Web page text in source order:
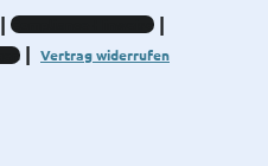
Compliance-Hinweise
Vertrag widerrufen